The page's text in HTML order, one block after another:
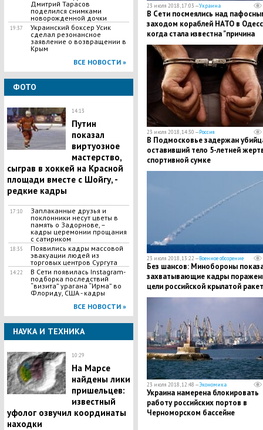
Дмитрий Тарасов
поделился снимками
новорожденной дочки
19:37
Украинский боксер Усик
сделал резонансное
заявление о возвращении в
Крым
ВСЕ НОВОСТИ »
ФОТО
14:13
Путин
показал
виртуозное
мастерство,
сыграв в хоккей на Красной
площади вместе с Шойгу, -
редкие кадры
17:10
Заплаканные друзья и
поклонники несут цветы в
память о Задорнове, –
кадры церемонии прощания
с сатириком
18:35
Появились кадры массовой
эвакуации людей из
торговых центров Сургута
14:22
В Сети появилась Іnstagram-
подборка последствий
“визита” урагана “Ирма” во
Флориду, США - кадры
ВСЕ НОВОСТИ »
НАУКА И ТЕХНИКА
10:29
На Марсе
найдены лики
пришельцев:
известный
уфолог озвучил координаты
находки
23 июля 2018, 17:03 —Украина
В Сети посмеялись над
заходом кораблей НАТО в
когда стала известна "причина
визита"
23 июля 2018, 14:30 —Россия
В Подмосковье задержан
оставивший тело 5-летней
спортивной сумке
23 июля 2018, 13:22 —Военное обозрение
Без шансов: Минобороны
захватывающие кадры
цели российской крылатой
с атомной подлодки “Томск”
23 июля 2018, 12:48 —Экономика
Украина намерена блокировать
работу российских портов в
Черноморском бассейне